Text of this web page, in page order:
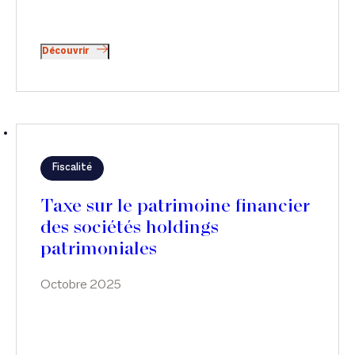
Découvrir
Fiscalité
Octobre 2025
Taxe sur le patrimoine financier
des sociétés holdings
patrimoniales